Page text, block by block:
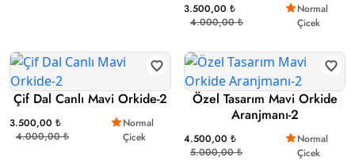
3.500,00 ₺
4.000,00 ₺
Normal
Çicek
Çif Dal Canlı Mavi Orkide-2
3.500,00 ₺
4.000,00 ₺
Normal
Çicek
Özel Tasarım Mavi Orkide
Aranjmanı-2
4.500,00 ₺
5.000,00 ₺
Normal
Çicek